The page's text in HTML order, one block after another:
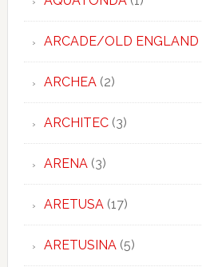
ARCADE/OLD ENGLAND
ARCHEA(2)
ARCHITEC(3)
ARENA(3)
ARETUSA(17)
ARETUSINA(5)